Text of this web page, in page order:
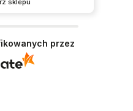
torze :) Z
przez